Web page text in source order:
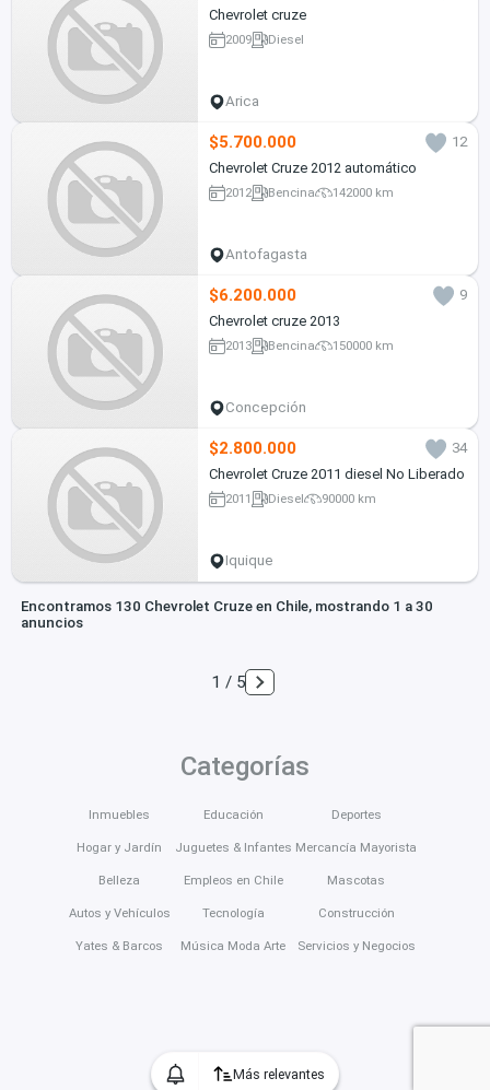
Más relevantes
Chevrolet cruze
2009 Diesel
Arica
$5.700.000
12
Chevrolet Cruze 2012 automático
2012 Bencina 142000 km
Antofagasta
$6.200.000
9
Chevrolet cruze 2013
2013 Bencina 150000 km
Concepción
$2.800.000
34
Chevrolet Cruze 2011 diesel No Liberado
2011 Diesel 90000 km
Iquique
Encontramos 130 Chevrolet Cruze en Chile, mostrando 1 a 30
anuncios
1 / 5
Categorías
Inmuebles
Hogar y Jardín
Belleza
Autos y Vehículos
Yates & Barcos
Educación
Juguetes & Infantes
Empleos en Chile
Tecnología
Música Moda Arte
Deportes
Mercancía Mayorista
Mascotas
Construcción
Servicios y Negocios